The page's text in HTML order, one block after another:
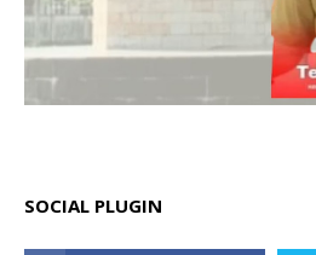
SOCIAL PLUGIN